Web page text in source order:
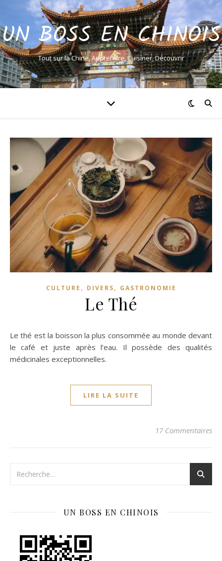
UN BOSS EN CHINOIS
Tout sur la Chine, Apprendre, Cuisiner, Découvrir
CULTURE , DIVERS, GASTRONOMIE
Le Thé
Le thé est la boisson la plus consommée au monde devant
le café et juste après l’eau. Il possède des qualités
médicinales exceptionnelles.
LIRE LA SUITE
17 Commentaires
UN BOSS EN CHINOIS